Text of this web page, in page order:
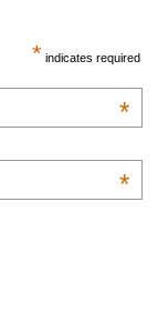
* indicates required
*
*